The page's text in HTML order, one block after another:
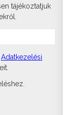
tájékoztatjuk
Adatkezelési